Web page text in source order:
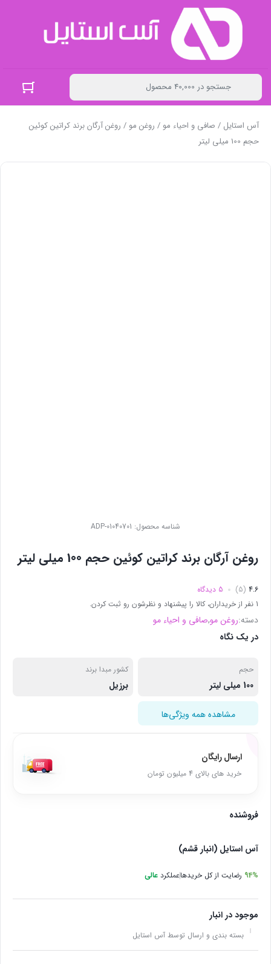
آس استایل / صافی و احیاء مو / روغن مو / روغن آرگان برند کراتین کوئین
حجم 100 میلی لیتر
شناسه محصول: ADP-01040701
روغن آرگان برند کراتین کوئین حجم 100 میلی لیتر
4.6
(5)
5 دیدگاه
1 نفر از خریداران، کالا را پیشنهاد و نظرشون رو ثبت کردن.
دسته:روغن مو,صافی و احیاء مو
در یک نگاه
حجم
100 میلی لیتر
کشور مبدا برند
برزیل
مشاهده همه ویژگی‌ها
ارسال رایگان
خرید های بالای 4 میلیون تومان
فروشنده
آس استایل (انبار قشم)
94% رضایت از کل خریدهاعملکرد عالی
موجود در انبار
بسته بندی و ارسال توسط آس استایل